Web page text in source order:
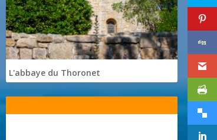
L'abbaye du Thoronet